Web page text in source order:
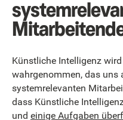
Künstliche Intelligenz
wahrgenommen, das
systemrelevanten
dass Künstliche
und einige Aufgaben